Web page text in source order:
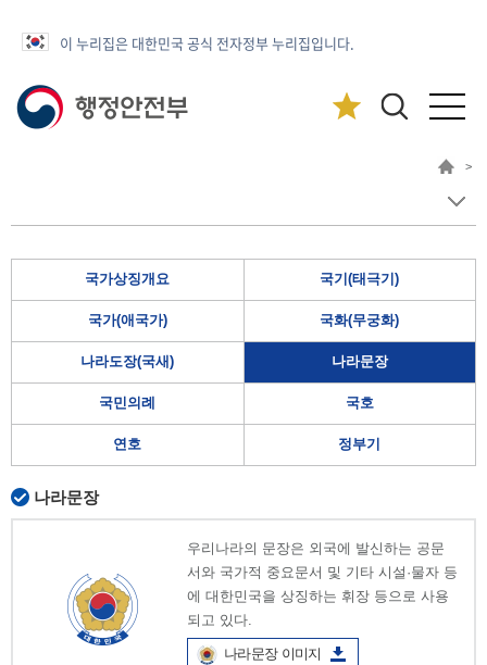
이 누리집은 대한민국 공식 전자정부 누리집입니다.
>
국가상징개요 국기(태극기)
국가(애국가) 국화(무궁화)
나라도장(국새) 나라문장
국민의례 국호
연호 정부기
나라문장
우리나라의 문장은 외국에 발신하는 공문
서와 국가적 중요문서 및 기타 시설·물자 등
에 대한민국을 상징하는 휘장 등으로 사용
되고 있다.
나라문장 이미지